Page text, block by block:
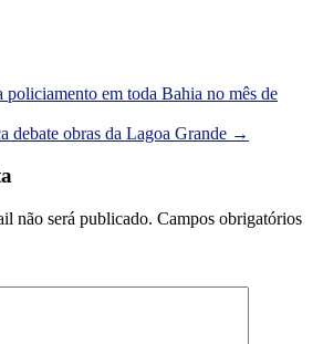
em toda Bahia no mês de
debate obras da Lagoa Grande →
não será publicado. Campos obrigatórios